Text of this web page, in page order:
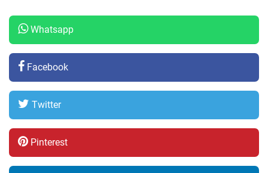
Whatsapp
Facebook
Twitter
Pinterest